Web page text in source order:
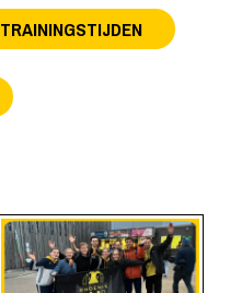
TRAININGSTIJDEN